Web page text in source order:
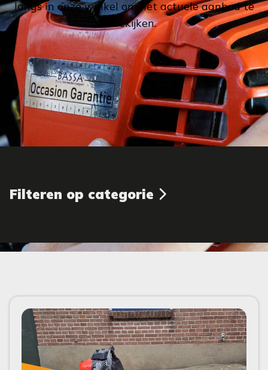
langs in onze winkel om het actuele aanbod te
bekijken.
Filteren op categorie